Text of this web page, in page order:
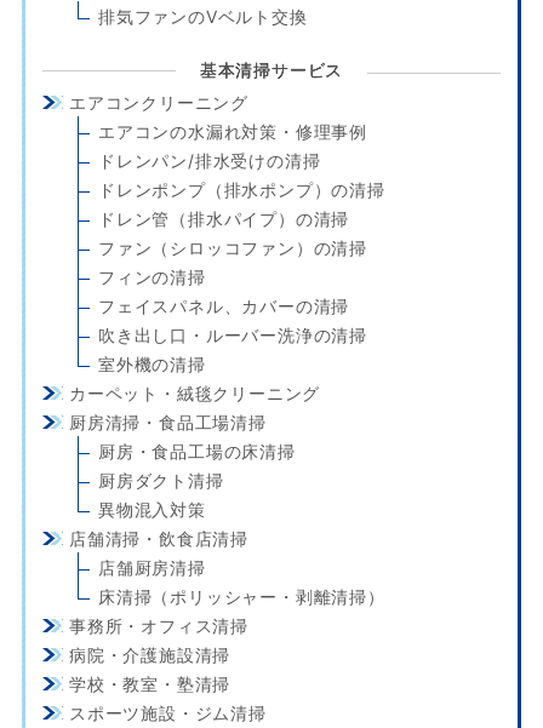
排気ファンのVベルト交換
基本清掃サービス
エアコンクリーニング
エアコンの水漏れ対策・修理事例
ドレンパン/排水受けの清掃
ドレンポンプ（排水ポンプ）の清掃
ドレン管（排水パイプ）の清掃
ファン（シロッコファン）の清掃
フィンの清掃
フェイスパネル、カバーの清掃
吹き出し口・ルーバー洗浄の清掃
室外機の清掃
カーペット・絨毯クリーニング
厨房清掃・食品工場清掃
厨房・食品工場の床清掃
厨房ダクト清掃
異物混入対策
店舗清掃・飲食店清掃
店舗厨房清掃
床清掃（ポリッシャー・剥離清掃）
事務所・オフィス清掃
病院・介護施設清掃
学校・教室・塾清掃
スポーツ施設・ジム清掃